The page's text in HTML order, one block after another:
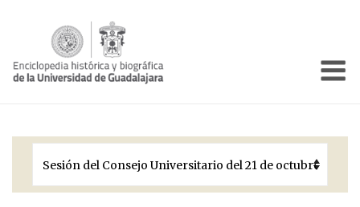
Períodos Históricos